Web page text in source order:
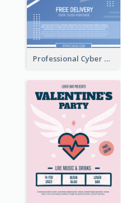
Professional Cyber Monday Free Delivery Promotion Flyer Design